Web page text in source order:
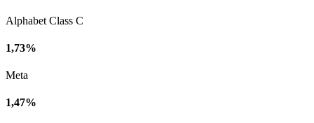
Alphabet Class C
1,73%
Meta
1,47%